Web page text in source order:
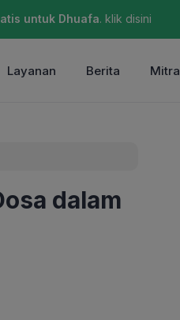
untuk Dhuafa. klik disini
Layanan Berita Mitra
dalam